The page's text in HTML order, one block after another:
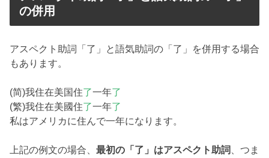
の併用
アスペクト助詞「了」と語気助詞の「了」を併用する場合
もあります。
(简)我住在美国住了一年了
(繁)我住在美國住了一年了
私はアメリカに住んで一年になります。
上記の例文の場合、 最初の「了」はアスペクト助詞
、つま